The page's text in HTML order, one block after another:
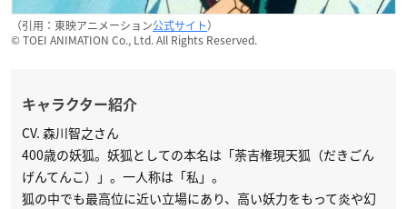
（引用：東映アニメーション公式サイト）
© TOEI ANIMATION Co., Ltd. All Rights Reserved.
キャラクター紹介
CV. 森川智之さん
400歳の妖狐。妖狐としての本名は「荼吉権現天狐（だきごん
げんてんこ）」。一人称は「私」。
狐の中でも最高位に近い立場にあり、高い妖力をもって炎や幻